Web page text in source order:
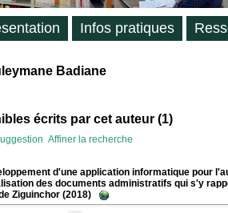
Badiane
écrits par cet auteur (1)
Affiner la recherche
d'une application informatique pour
des documents administratifs qui s'y
Ziguinchor (2018)
Infos pratiques